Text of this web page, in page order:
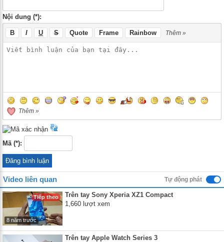
Nội dung (*):
B I U S Quote Frame Rainbow Thêm »
Thêm »
Mã (*):
Video liên quan Tự động phát
Tiếp theo
8 năm trước
Trên tay Sony Xperia XZ1 Compact
1,660 lượt xem
Trên tay Apple Watch Series 3